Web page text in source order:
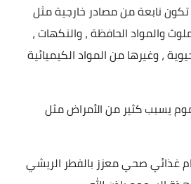
نابعة من مصادر خارجية مثل
والمواد الحافظة ، والنكهات ،
، وغيرها من المواد الكيميائية
يسبب كثير من الأمراض مثل
غذائي صحي معزز بالفطر الريشي